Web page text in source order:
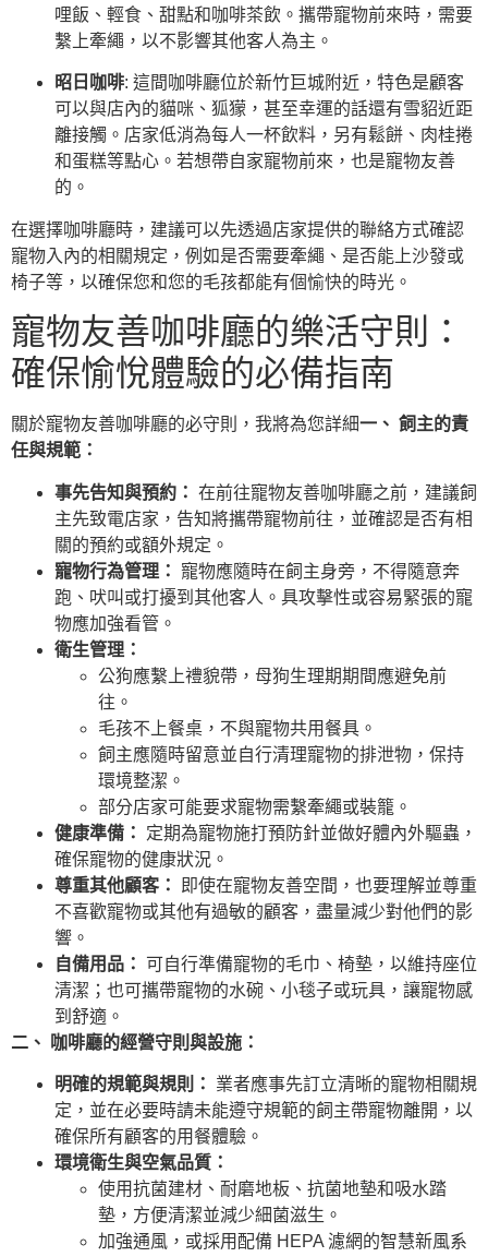
哩飯、輕食、甜點和咖啡茶飲。攜帶寵物前來時，需要
繫上牽繩，以不影響其他客人為主。
昭日咖啡: 這間咖啡廳位於新竹巨城附近，特色是顧客
可以與店內的貓咪、狐獴，甚至幸運的話還有雪貂近距
離接觸。店家低消為每人一杯飲料，另有鬆餅、肉桂捲
和蛋糕等點心。若想帶自家寵物前來，也是寵物友善
的。
在選擇咖啡廳時，建議可以先透過店家提供的聯絡方式確認
寵物入內的相關規定，例如是否需要牽繩、是否能上沙發或
椅子等，以確保您和您的毛孩都能有個愉快的時光。
寵物友善咖啡廳的樂活守則：
確保愉悅體驗的必備指南
關於寵物友善咖啡廳的必守則，我將為您詳細一、 飼主的責
任與規範：
事先告知與預約： 在前往寵物友善咖啡廳之前，建議飼
主先致電店家，告知將攜帶寵物前往，並確認是否有相
關的預約或額外規定。
寵物行為管理： 寵物應隨時在飼主身旁，不得隨意奔
跑、吠叫或打擾到其他客人。具攻擊性或容易緊張的寵
物應加強看管。
衛生管理：
公狗應繫上禮貌帶，母狗生理期期間應避免前
往。
毛孩不上餐桌，不與寵物共用餐具。
飼主應隨時留意並自行清理寵物的排泄物，保持
環境整潔。
部分店家可能要求寵物需繫牽繩或裝籠。
健康準備：
定期為寵物施打預防針並做好體內外驅蟲，
確保寵物的健康狀況。
尊重其他顧客：
即使在寵物友善空間，也要理解並尊重
不喜歡寵物或其他有過敏的顧客，盡量減少對他們的影
響。
自備用品：
可自行準備寵物的毛巾、椅墊，以維持座位
清潔；也可攜帶寵物的水碗、小毯子或玩具，讓寵物感
到舒適。
二、 咖啡廳的經營守則與設施：
明確的規範與規則：
業者應事先訂立清晰的寵物相關規
定，並在必要時請未能遵守規範的飼主帶寵物離開，以
確保所有顧客的用餐體驗。
環境衛生與空氣品質：
使用抗菌建材、耐磨地板、抗菌地墊和吸水踏
墊，方便清潔並減少細菌滋生。
加強通風，或採用配備 HEPA 濾網的智慧新風系